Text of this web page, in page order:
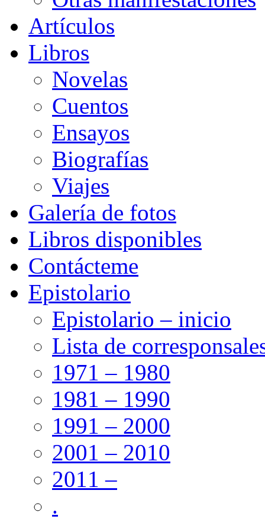
Artículos
Libros
Novelas
Cuentos
Ensayos
Biografías
Viajes
Galería de fotos
Libros disponibles
Contácteme
Epistolario
Epistolario – inicio
Lista de
1971 – 1980
1981 – 1990
1991 – 2000
2001 – 2010
2011 –
.